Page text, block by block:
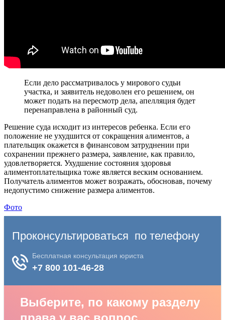
Если дело рассматривалось у мирового судьи
участка, и заявитель недоволен его решением, он
может подать на пересмотр дела, апелляция будет
перенаправлена в районный суд.
Решение суда исходит из интересов ребенка. Если его
положение не ухудшится от сокращения алиментов, а
плательщик окажется в финансовом затруднении при
сохранении прежнего размера, заявление, как правило,
удовлетворяется. Ухудшение состояния здоровья
алиментоплательщика тоже является веским основанием.
Получатель алиментов может возражать, обосновав, почему
недопустимо снижение размера алиментов.
Фото